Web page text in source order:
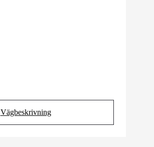
Vägbeskrivning
(Opens in new tab)